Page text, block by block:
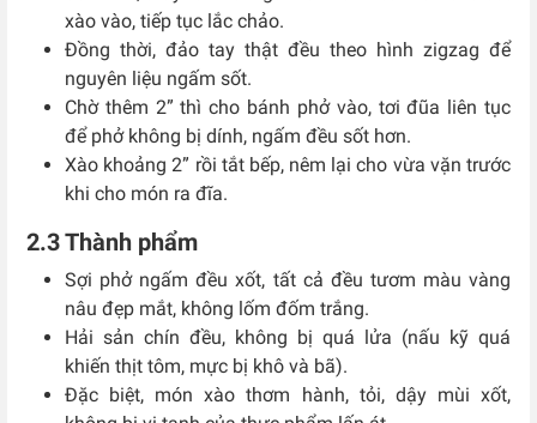
xào vào, tiếp tục lắc chảo.
Đồng thời, đảo tay thật đều theo hình zigzag để
nguyên liệu ngấm sốt.
Chờ thêm 2” thì cho bánh phở vào, tơi đũa liên tục
để phở không bị dính, ngấm đều sốt hơn.
Xào khoảng 2” rồi tắt bếp, nêm lại cho vừa vặn trước
khi cho món ra đĩa.
2.3 Thành phẩm
Sợi phở ngấm đều xốt, tất cả đều tươm màu vàng
nâu đẹp mắt, không lốm đốm trắng.
Hải sản chín đều, không bị quá lửa (nấu kỹ quá
khiến thịt tôm, mực bị khô và bã).
Đặc biệt, món xào thơm hành, tỏi, dậy mùi xốt,